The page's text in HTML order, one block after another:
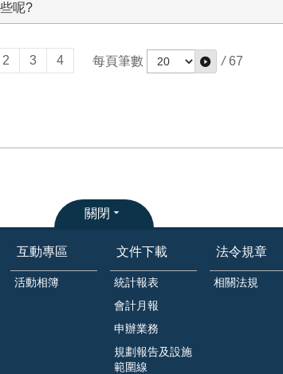
呢?
2 3 4 每頁筆數 / 67
關閉
互動專區
活動相簿
文件下載
統計報表
會計月報
申辦業務
規劃報告及設施
範圍線
法令規章
相關法規